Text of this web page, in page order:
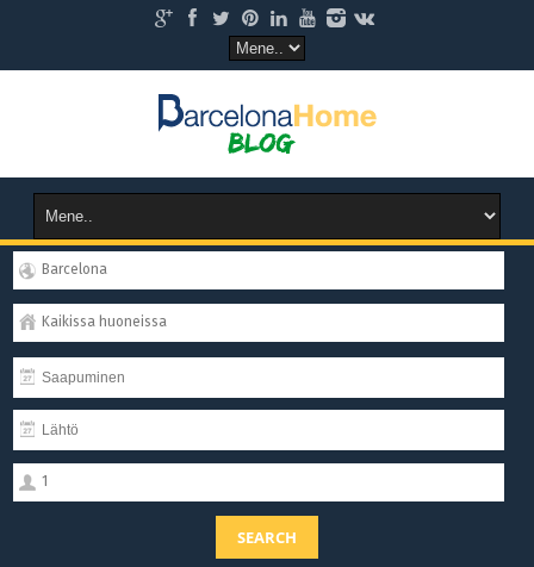
Barcelona
Kaikissa huoneissa
1
SEARCH